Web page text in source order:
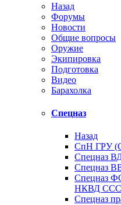
Назад
Форумы
Новости
Общие вопросы
Оружие
Экипировка
Подготовка
Видео
Барахолка
Спецназ
Назад
СпН ГРУ
Спецназ
Спецназ
Спецназ
НКВД
Спецназ